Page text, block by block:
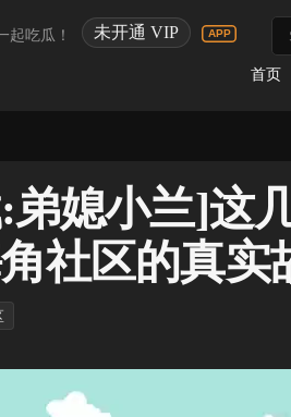
未开通 VIP
起吃瓜！
首页
弟媳小兰]这
社区的真实